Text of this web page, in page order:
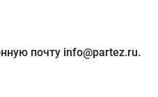
почту info@partez.ru.